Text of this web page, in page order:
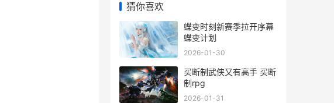
猜你喜欢
蝶变时刻新赛季拉开序幕
蝶变计划
2026-01-30
买断制武侠又有高手 买断
制rpg
2026-01-31